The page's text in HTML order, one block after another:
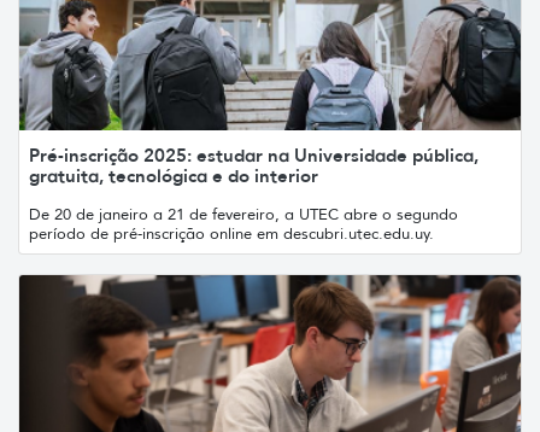
Pré-inscrição 2025: estudar na Universidade pública,
gratuita, tecnológica e do interior
De 20 de janeiro a 21 de fevereiro, a UTEC abre o segundo
período de pré-inscrição online em descubri.utec.edu.uy.